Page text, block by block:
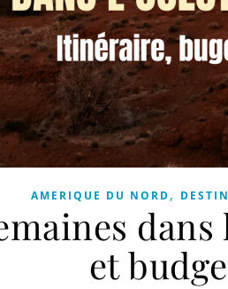
AMERIQUE DU NORD,
et